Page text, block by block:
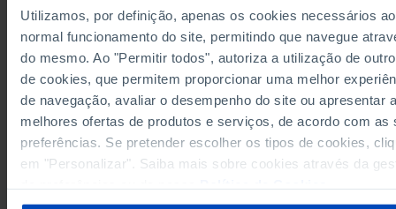
Utilizamos, por definição, apenas os cookies necessários ao
normal funcionamento do site, permitindo que navegue
do mesmo. Ao "Permitir todos", autoriza a utilização de
de cookies, que permitem proporcionar uma melhor
de navegação, avaliar o desempenho do site ou apresentar
melhores ofertas de produtos e serviços, de acordo com as
preferências. Se pretender escolher os tipos de cookies,
em "Personalizar". Saiba mais sobre cookies através da
2010
-101
2011
54
2012
137
2013
277
2014
24
170
2018
2
Última actualização: 2026-05-04
RELACIONADOS
Saldo processual no Supremo Tribunal de Justiça em Portugal